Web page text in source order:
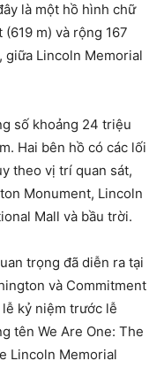
là một hồ hình chữ
m) và rộng 167
giữa Lincoln Memorial
số khoảng 24 triệu
Hai bên hồ có các lối
theo vị trí quan sát,
Monument, Lincoln
Mall và bầu trời.
trọng đã diễn ra tại
và Commitment
lễ kỷ niệm trước lễ
tên We Are One: The
Lincoln Memorial